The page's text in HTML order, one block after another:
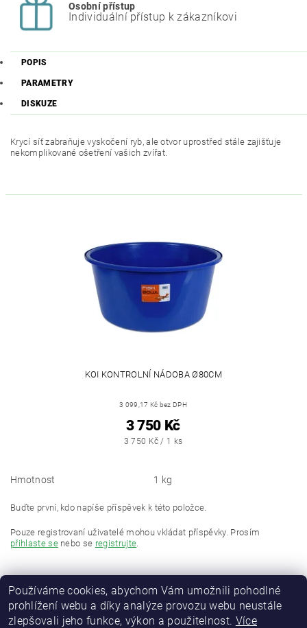
Osobní přístup
Individuální přístup k zákazníkovi
POPIS
PARAMETRY
DISKUZE
Krycí síť zabraňuje vyskočení ryb, ale otvor uprostřed stále zajišťuje
nekomplikované ošetření vašich zvířat.
KOI KONTROLNÍ NÁDOBA Ø80CM
3 099,17 Kč bez DPH
3 750 Kč
3 750 Kč / 1 ks
Hmotnost 1 kg
Buďte první, kdo napíše příspěvek k této položce.
Pouze registrovaní uživatelé mohou vkládat příspěvky. Prosím
přihlaste senebo se registrujte
Používáme cookies, abychom Vám umožnili pohodlné
prohlížení webu a díky analýze provozu webu neustále
zlepšovali jeho funkce, výkon a použitelnost. Více